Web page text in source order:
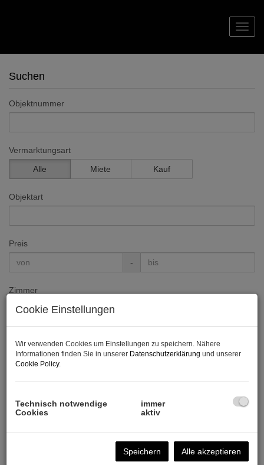
Suchen
Objektnummer
Vermarktungsart
Alle
Miete Kauf
Objektart
Preis
-
Zimmer
-
Filter zurücksetzen Suchen
5
Cookie Einstellungen
Wir verwenden Cookies um Einstellungen zu speichern. Nähere
Informationen finden Sie in unserer Datenschutzerklärung und unserer
Cookie Policy.
Technisch notwendige
Cookies
immer
aktiv
Speichern Alle akzeptieren